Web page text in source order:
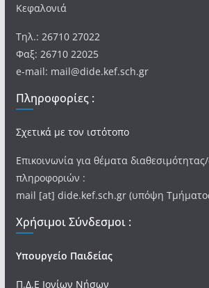
Κεφαλονιά
Τηλ.: 26710 27022
Φαξ: 26710 22025
e-mail: mail@dide.kef.sch.gr
Πληροφορίες :
Σχετικά με τον ιστότοπο
Επικοινωνία για θέματα
πληροφοριών :
mail [at] dide.kef.sch.gr (υπόψη
Χρήσιμοι Σύνδεσμοι :
Υπουργείο Παιδείας
Π.Δ.Ε Ιονίων Νήσων